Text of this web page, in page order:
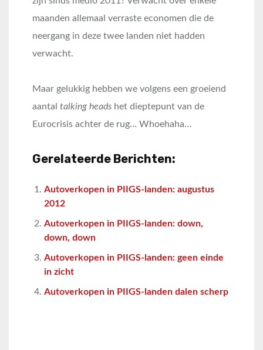
maanden allemaal verraste economen die de
neergang in deze twee landen niet hadden
verwacht.
Maar gelukkig hebben we volgens een groeiend
aantal talking heads het dieptepunt van de
Eurocrisis achter de rug… Whoehaha…
Gerelateerde Berichten:
Autoverkopen in PIIGS-landen: augustus
2012
Autoverkopen in PIIGS-landen: down,
down, down
Autoverkopen in PIIGS-landen: geen einde
in zicht
Autoverkopen in PIIGS-landen dalen scherp